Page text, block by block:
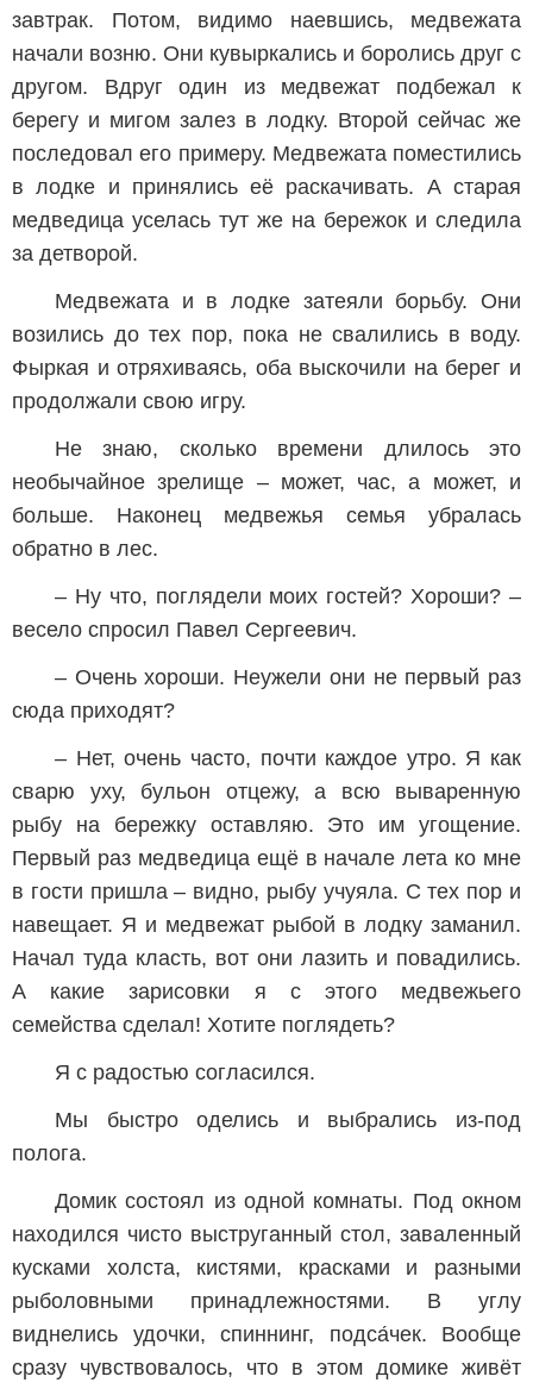
завтрак. Потом, видимо наевшись, медвежата
начали возню. Они кувыркались и боролись друг с
другом. Вдруг один из медвежат подбежал к
берегу и мигом залез в лодку. Второй сейчас же
последовал его примеру. Медвежата поместились
в лодке и принялись её раскачивать. А старая
медведица уселась тут же на бережок и следила
за детворой.
Медвежата и в лодке затеяли борьбу. Они
возились до тех пор, пока не свалились в воду.
Фыркая и отряхиваясь, оба выскочили на берег и
продолжали свою игру.
Не знаю, сколько времени длилось это
необычайное зрелище – может, час, а может, и
больше. Наконец медвежья семья убралась
обратно в лес.
– Ну что, поглядели моих гостей? Хороши? –
весело спросил Павел Сергеевич.
– Очень хороши. Неужели они не первый раз
сюда приходят?
– Нет, очень часто, почти каждое утро. Я как
сварю уху, бульон отцежу, а всю вываренную
рыбу на бережку оставляю. Это им угощение.
Первый раз медведица ещё в начале лета ко мне
в гости пришла – видно, рыбу учуяла. С тех пор и
навещает. Я и медвежат рыбой в лодку заманил.
Начал туда класть, вот они лазить и повадились.
А какие зарисовки я с этого медвежьего
семейства сделал! Хотите поглядеть?
Я с радостью согласился.
Мы быстро оделись и выбрались из-под
полога.
Домик состоял из одной комнаты. Под окном
находился чисто выструганный стол, заваленный
кусками холста, кистями, красками и разными
рыболовными принадлежностями. В углу
виднелись удочки, спиннинг, подса́чек. Вообще
сразу чувствовалось, что в этом домике живёт